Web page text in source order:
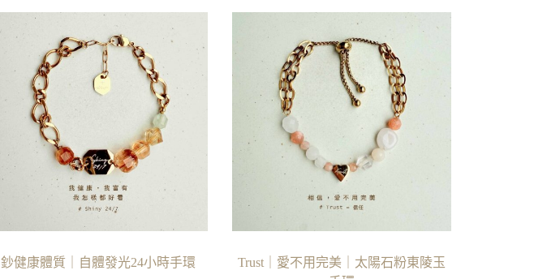
鈔健康體質｜自體發光24小時手環
Trust｜愛不用完美｜太陽石粉東陵玉